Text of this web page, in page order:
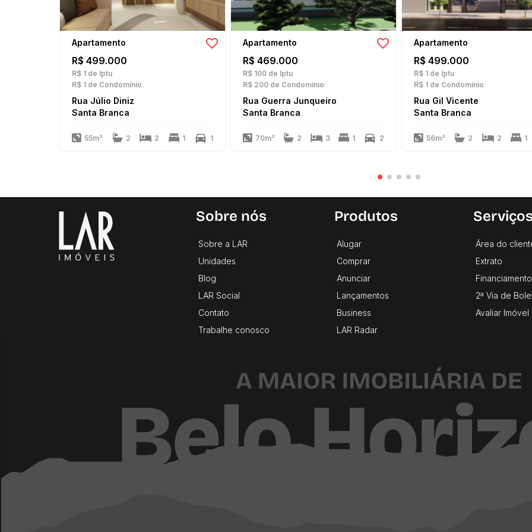
Apartamento
R$ 499.000
R$ 1 de Iptu
R$ 1 de Condomínio
Rua Júlio Diniz
Santa Branca
55m² 2 2 1 1
Apartamento
R$ 469.000
R$ 100 de Iptu
R$ 200 de Condomínio
Rua Guerra Junqueiro
Santa Branca
70m² 2 3 1 2
Apartamento
R$ 499.000
R$ 1 de Iptu
R$ 1 de Condomínio
Rua Gil Vicente
Santa Branca
56m² 2 2 1
Sobre nós
Sobre a LAR
Unidades
Blog
LAR Social
Contato
Trabalhe conosco
Produtos
Alugar
Comprar
Anunciar
Lançamentos
Business
LAR Radar
Serviços
Área do
Extrato
Financiamento
2ª Via de
Avaliar Imóvel